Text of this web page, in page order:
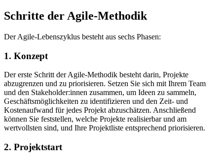
Schritte der Agile-Methodik
Der Agile-Lebenszyklus besteht aus sechs Phasen:
1. Konzept
Der erste Schritt der Agile-Methodik besteht darin, Projekte
abzugrenzen und zu priorisieren. Setzen Sie sich mit Ihrem Team
und den Stakeholder:innen zusammen, um Ideen zu sammeln,
Geschäftsmöglichkeiten zu identifizieren und den Zeit- und
Kostenaufwand für jedes Projekt abzuschätzen. Anschließend
können Sie feststellen, welche Projekte realisierbar und am
wertvollsten sind, und Ihre Projektliste entsprechend priorisieren.
2. Projektstart